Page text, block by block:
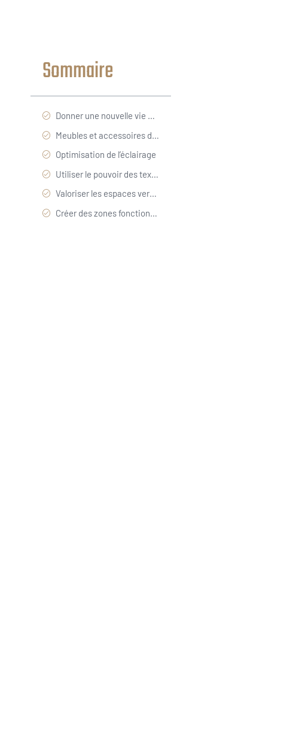
Sommaire
Donner une nouvelle vie avec de la peinture
Meubles et accessoires de seconde main
Optimisation de l’éclairage
Utiliser le pouvoir des textiles
Valoriser les espaces verticaux
Créer des zones fonctionnelles